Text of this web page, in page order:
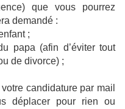
que vous pourrez
demandé :
;
papa (afin d’éviter tout
de divorce) ;
candidature par mail
déplacer pour rien ou